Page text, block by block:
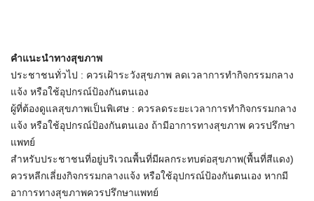
คำแนะนำทางสุขภาพ
ประชาชนทั่วไป : ควรเฝ้าระวังสุขภาพ ลดเวลาการทำกิจกรรมกลาง
แจ้ง หรือใช้อุปกรณ์ป้องกันตนเอง
ผู้ที่ต้องดูแลสุขภาพเป็นพิเศษ : ควรลดระยะเวลาการทำกิจกรรมกลาง
แจ้ง หรือใช้อุปกรณ์ป้องกันตนเอง ถ้ามีอาการทางสุขภาพ ควรปรึกษา
แพทย์
สำหรับประชาชน​ที่อยู่​บริเวณพื้นที่มีผลกระทบต่อสุขภาพ​(พื้นที่สีแดง)​
ควรหลีกเลี่ยงกิจกรรมกลางแจ้ง หรือใช้อุปกรณ์ป้องกันตนเอง หากมี
อาการทางสุขภาพควรปรึกษาแพทย์